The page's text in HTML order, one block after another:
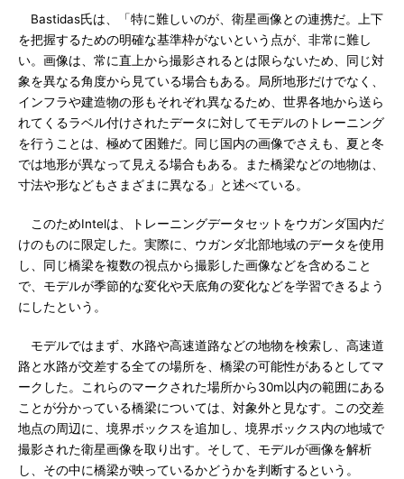
Bastidas氏は、「特に難しいのが、衛星画像との連携だ。上下
を把握するための明確な基準枠がないという点が、非常に難し
い。画像は、常に直上から撮影されるとは限らないため、同じ対
象を異なる角度から見ている場合もある。局所地形だけでなく、
インフラや建造物の形もそれぞれ異なるため、世界各地から送ら
れてくるラベル付けされたデータに対してモデルのトレーニング
を行うことは、極めて困難だ。同じ国内の画像でさえも、夏と冬
では地形が異なって見える場合もある。また橋梁などの地物は、
寸法や形などもさまざまに異なる」と述べている。
このためIntelは、トレーニングデータセットをウガンダ国内だ
けのものに限定した。実際に、ウガンダ北部地域のデータを使用
し、同じ橋梁を複数の視点から撮影した画像などを含めること
で、モデルが季節的な変化や天底角の変化などを学習できるよう
にしたという。
モデルではまず、水路や高速道路などの地物を検索し、高速道
路と水路が交差する全ての場所を、橋梁の可能性があるとしてマ
ークした。これらのマークされた場所から30m以内の範囲にある
ことが分かっている橋梁については、対象外と見なす。この交差
地点の周辺に、境界ボックスを追加し、境界ボックス内の地域で
撮影された衛星画像を取り出す。そして、モデルが画像を解析
し、その中に橋梁が映っているかどうかを判断するという。